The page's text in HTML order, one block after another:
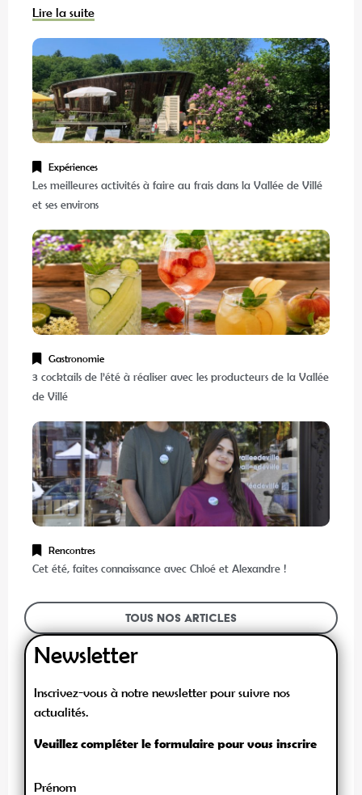
Lire la suite
Expériences
Les meilleures activités à faire au frais dans la Vallée de Villé
et ses environs
Gastronomie
3 cocktails de l’été à réaliser avec les producteurs de la Vallée
de Villé
Rencontres
Cet été, faites connaissance avec Chloé et Alexandre !
Tous nos articles
Newsletter
Inscrivez-vous à notre newsletter pour suivre nos
actualités.
Veuillez compléter le formulaire pour vous inscrire
Prénom